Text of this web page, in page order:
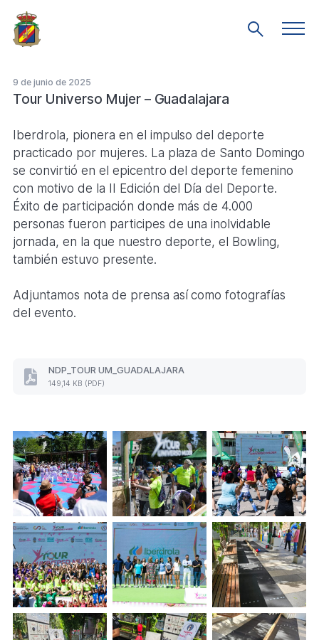
Saltar
al
contenido
Mostrar
9 de junio de 2025
Tour Universo Mujer – Guadalajara
Iberdrola, pionera en el impulso del deporte
practicado por mujeres. La plaza de Santo Domingo
se convirtió en el epicentro del deporte femenino
con motivo de la II Edición del Día del Deporte.
Éxito de participación donde más de 4.000
personas fueron participes de una inolvidable
jornada, en la que nuestro deporte, el Bowling,
también estuvo presente.
Adjuntamos nota de prensa así como fotografías
del evento.
NDP_TOUR UM_GUADALAJARA
149,14 KB (PDF)
NDP_TOUR
149,14
KB)